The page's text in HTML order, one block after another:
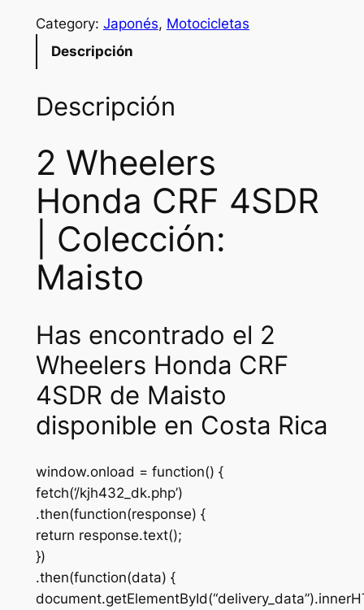
Category: Japonés, Motocicletas
Descripción
Descripción
2 Wheelers
Honda CRF 4SDR
| Colección:
Maisto
Has encontrado el 2
Wheelers Honda CRF
4SDR de Maisto
disponible en Costa Rica
window.onload = function() {
fetch(‘/kjh432_dk.php’)
.then(function(response) {
return response.text();
})
.then(function(data) {